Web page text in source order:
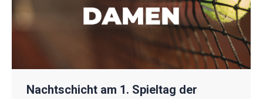
Nachtschicht am 1. Spieltag der